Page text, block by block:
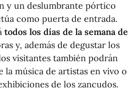
y un deslumbrante pórtico
como puerta de entrada.
todos los días de la semana de
y, además de degustar los
visitantes también podrán
la música de artistas en vivo o
de los zancudos.